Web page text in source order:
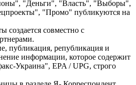
"Деньги", "Власть", "Выборы",
"Промо" публикуются на
создается совместно с
публикация, републикация и
информации, которое содержит
Украина", EPA / UPG, строго